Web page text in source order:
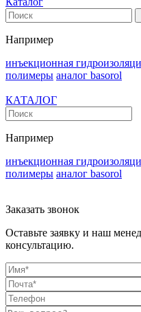
Например
инъекционная
полимеры аналог basorol
КАТАЛОГ
Например
инъекционная
полимеры аналог basorol
Заказать звонок
Оставьте заявку и наш
консультацию.